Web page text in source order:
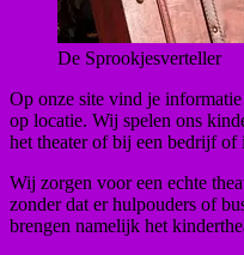
De Sprookjesverteller
Op onze site vind je
op locatie. Wij spelen ons
het theater of bij een bedrijf of
Wij zorgen voor een echte
zonder dat er hulpouders of
brengen namelijk het